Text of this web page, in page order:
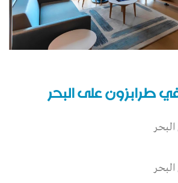
طرابزون على البحر